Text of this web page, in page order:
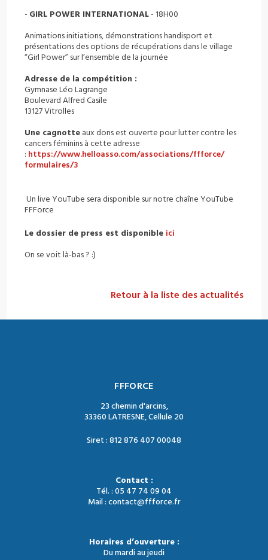
- GIRL POWER INTERNATIONAL- 18H00
Animations initiations, démonstrations handisport et
présentations des options de récupérations dans le village
“Girl Power” sur l’ensemble de la journée
Adresse de la compétition :
Gymnase Léo Lagrange
Boulevard Alfred Casile
13127 Vitrolles
Une cagnotte aux dons est ouverte pour lutter contre les
cancers féminins à cette adresse
: https://www.helloasso.com/associations/ffforce/
formulaires/3
Un live YouTube sera disponible sur notre chaîne YouTube
FFForce
Le dossier de press est disponible ici
On se voit là-bas ? :)
Retour à la liste des actualités
FFFORCE
23 chemin d'arcins,
33360 LATRESNE, Cellule 20
Siret : 812 876 407 00048
Contact :
Tél. : 05 47 74 09 04
Mail : contact@ffforce.fr
Horaires d’ouverture :
Du mardi au jeudi